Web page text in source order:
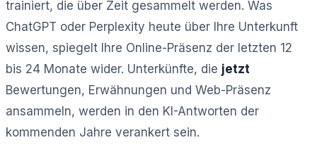
trainiert, die über Zeit gesammelt werden. Was
ChatGPT oder Perplexity heute über Ihre Unterkunft
wissen, spiegelt Ihre Online-Präsenz der letzten 12
bis 24 Monate wider. Unterkünfte, die jetzt
Bewertungen, Erwähnungen und Web-Präsenz
ansammeln, werden in den KI-Antworten der
kommenden Jahre verankert sein.